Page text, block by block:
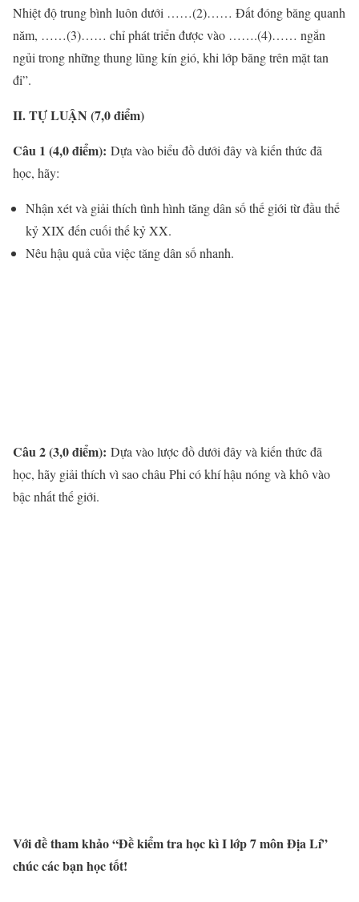
Nhiệt độ trung bình luôn dưới ……(2)…… Đất đóng băng quanh
năm, ……(3)…… chỉ phát triển được vào …….(4)…… ngắn
ngủi trong những thung lũng kín gió, khi lớp băng trên mặt tan
đi”.
II. TỰ LUẬN (7,0 điểm)
Câu 1 (4,0 điểm): Dựa vào biểu đồ dưới đây và kiến thức đã
học, hãy:
Nhận xét và giải thích tình hình tăng dân số thế giới từ đầu thế
kỷ XIX đến cuối thế kỷ XX.
Nêu hậu quả của việc tăng dân số nhanh.
Câu 2 (3,0 điểm): Dựa vào lược đồ dưới đây và kiến thức đã
học, hãy giải thích vì sao châu Phi có khí hậu nóng và khô vào
bậc nhất thế giới.
Với đề tham khảo “Đề kiểm tra học kì I lớp 7 môn Địa Lí”
chúc các bạn học tốt!